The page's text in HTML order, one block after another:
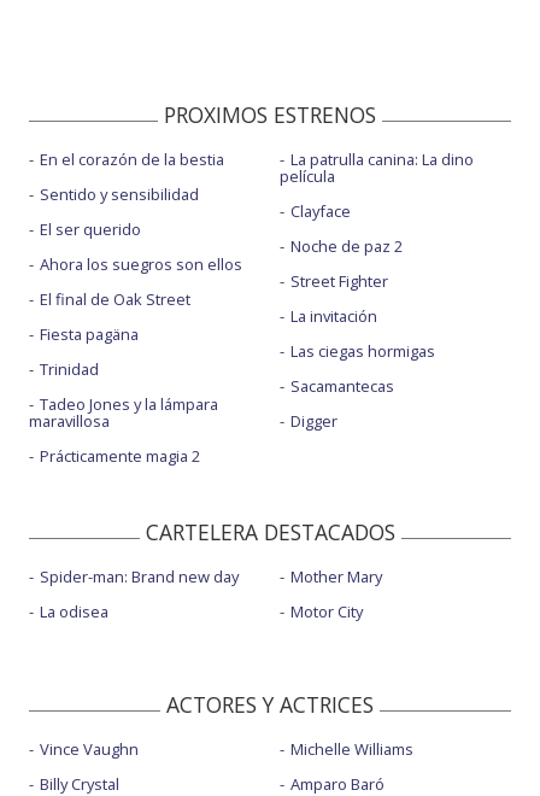
PROXIMOS ESTRENOS
En el corazón de la bestia
Sentido y sensibilidad
El ser querido
Ahora los suegros son ellos
El final de Oak Street
Fiesta pagäna
Trinidad
Tadeo Jones y la lámpara
maravillosa
Prácticamente magia 2
La patrulla canina: La dino
película
Clayface
Noche de paz 2
Street Fighter
La invitación
Las ciegas hormigas
Sacamantecas
Digger
CARTELERA DESTACADOS
Spider-man: Brand new day
La odisea
Mother Mary
Motor City
ACTORES Y ACTRICES
Vince Vaughn
Billy Crystal
Michelle Williams
Amparo Baró